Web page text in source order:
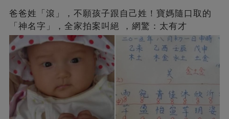
爸爸姓「滾」，不願孩子跟自己姓！寶媽隨口取的
「神名字」，全家拍案叫絕 ，網驚：太有才